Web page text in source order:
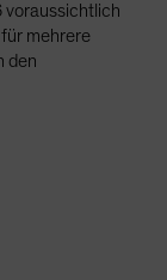
voraussichtlich
mehrere
den